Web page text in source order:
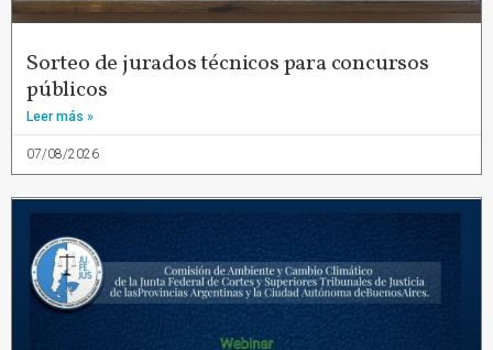
Sorteo de jurados técnicos para concursos
públicos
Leer más »
07/08/2026